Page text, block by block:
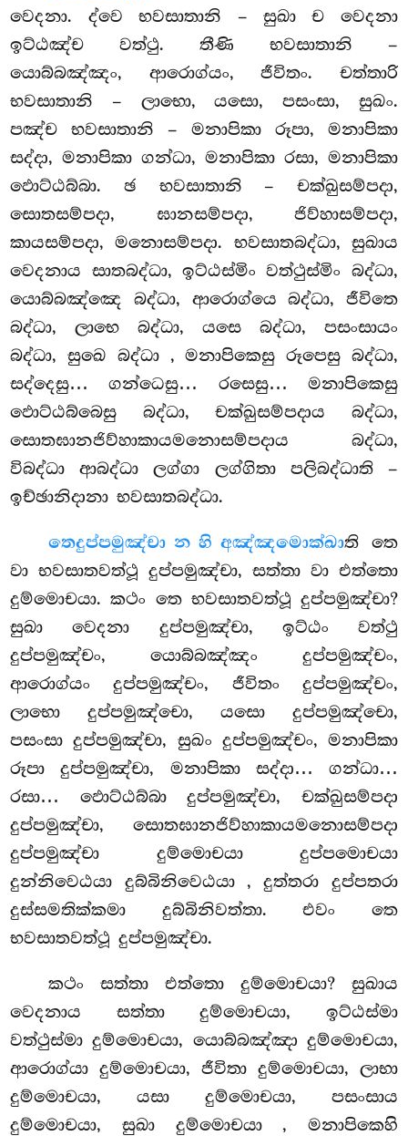
වෙදනා. ද්වෙ භවසාතානි – සුඛා ච වෙදනා
ඉට්ඨඤ්ච වත්ථු. තීණි භවසාතානි –
යොබ්බඤ්ඤං, ආරොග්යං, ජීවිතං. චත්තාරි
භවසාතානි – ලාභො, යසො, පසංසා, සුඛං.
පඤ්ච භවසාතානි – මනාපිකා රූපා, මනාපිකා
සද්දා, මනාපිකා ගන්ධා, මනාපිකා රසා, මනාපිකා
ඵොට්ඨබ්බා. ඡ භවසාතානි – චක්ඛුසම්පදා,
සොතසම්පදා, ඝානසම්පදා, ජිව්හාසම්පදා,
කායසම්පදා, මනොසම්පදා. භවසාතබද්ධා, සුඛාය
වෙදනාය සාතබද්ධා, ඉට්ඨස්මිං වත්ථුස්මිං බද්ධා,
යොබ්බඤ්ඤෙ බද්ධා, ආරොග්යෙ බද්ධා, ජීවිතෙ
බද්ධා, ලාභෙ බද්ධා, යසෙ බද්ධා, පසංසායං
බද්ධා, සුඛෙ බද්ධා , මනාපිකෙසු රූපෙසු බද්ධා,
සද්දෙසු… ගන්ධෙසු… රසෙසු… මනාපිකෙසු
ඵොට්ඨබ්බෙසු බද්ධා, චක්ඛුසම්පදාය බද්ධා,
සොතඝානජිව්හාකායමනොසම්පදාය බද්ධා,
විබද්ධා ආබද්ධා ලග්ගා ලග්ගිතා පලිබද්ධාති –
ඉච්ඡානිදානා භවසාතබද්ධා.
තෙදුප්පමුඤ්චා න හි අඤ්ඤමොක්ඛාති තෙ
වා භවසාතවත්ථූ දුප්පමුඤ්චා, සත්තා වා එත්තො
දුම්මොචයා. කථං තෙ භවසාතවත්ථූ දුප්පමුඤ්චා?
සුඛා වෙදනා දුප්පමුඤ්චා, ඉට්ඨං වත්ථු
දුප්පමුඤ්චං, යොබ්බඤ්ඤං දුප්පමුඤ්චං,
ආරොග්යං දුප්පමුඤ්චං, ජීවිතං දුප්පමුඤ්චං,
ලාභො දුප්පමුඤ්චො, යසො දුප්පමුඤ්චො,
පසංසා දුප්පමුඤ්චා, සුඛං දුප්පමුඤ්චං, මනාපිකා
රූපා දුප්පමුඤ්චා, මනාපිකා සද්දා… ගන්ධා…
රසා… ඵොට්ඨබ්බා දුප්පමුඤ්චා, චක්ඛුසම්පදා
දුප්පමුඤ්චා, සොතඝානජිව්හාකායමනොසම්පදා
දුප්පමුඤ්චා දුම්මොචයා දුප්පමොචයා
දුන්නිවෙඨයා දුබ්බිනිවෙඨයා , දුත්තරා දුප්පතරා
දුස්සමතික්කමා දුබ්බිනිවත්තා. එවං තෙ
භවසාතවත්ථූ දුප්පමුඤ්චා.
කථං සත්තා එත්තො දුම්මොචයා? සුඛාය
වෙදනාය සත්තා දුම්මොචයා, ඉට්ඨස්මා
වත්ථුස්මා දුම්මොචයා, යොබ්බඤ්ඤා දුම්මොචයා,
ආරොග්යා දුම්මොචයා, ජීවිතා දුම්මොචයා, ලාභා
දුම්මොචයා, යසා දුම්මොචයා, පසංසාය
දුම්මොචයා, සුඛා දුම්මොචයා, මනාපිකෙහි